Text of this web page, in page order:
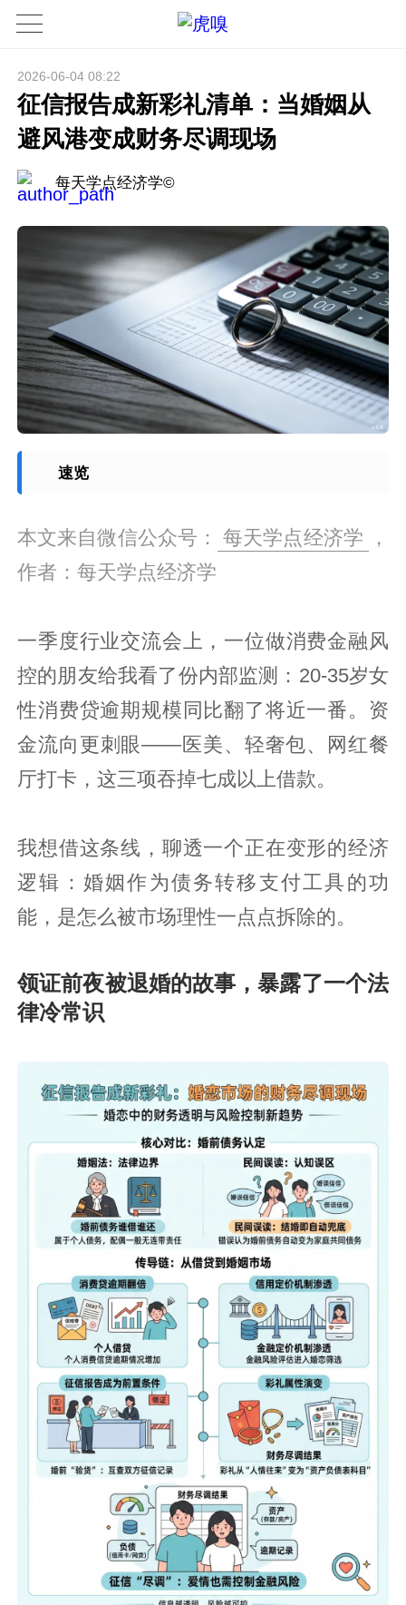
2026-06-04 08:22
征信报告成新彩礼清单：当婚姻从
避风港变成财务尽调现场
每天学点经济学©
速览
本文来自微信公众号： 每天学点经济学
，
作者：每天学点经济学
一季度行业交流会上，一位做消费金融风
控的朋友给我看了份内部监测：20-35岁女
性消费贷逾期规模同比翻了将近一番。资
金流向更刺眼——医美、轻奢包、网红餐
厅打卡，这三项吞掉七成以上借款。
我想借这条线，聊透一个正在变形的经济
逻辑：婚姻作为债务转移支付工具的功
能，是怎么被市场理性一点点拆除的。
领证前夜被退婚的故事，暴露了一个法
律冷常识